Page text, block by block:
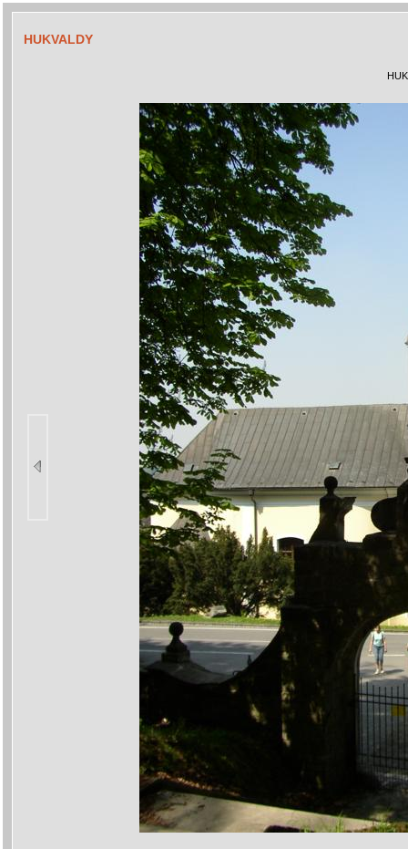
HUKVALDY